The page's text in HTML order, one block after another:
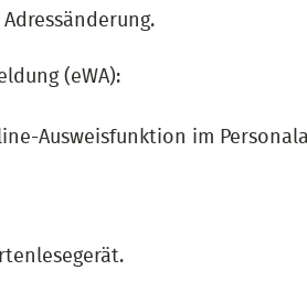
(eWA):
Ausweisfunktion im